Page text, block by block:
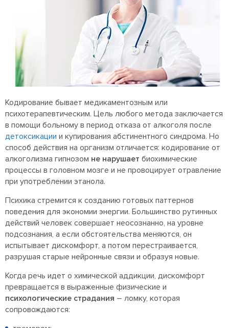
Кодирование бывает медикаментозным или
психотерапевтическим. Цель любого метода заключается
в помощи больному в период отказа от алкоголя после
детоксикации и купирования абстинентного синдрома. Но
способ действия на организм отличается: кодирование от
алкоголизма гипнозом не нарушает биохимические
процессы в головном мозге и не провоцирует отравление
при употреблении этанола.
Психика стремится к созданию готовых паттернов
поведения для экономии энергии. Большинство рутинных
действий человек совершает неосознанно, на уровне
подсознания, а если обстоятельства меняются, он
испытывает дискомфорт, а потом перестраивается,
разрушая старые нейронные связи и образуя новые.
Когда речь идет о химической аддикции, дискомфорт
превращается в выраженные физические и
психологические страдания – ломку, которая
сопровождаются: